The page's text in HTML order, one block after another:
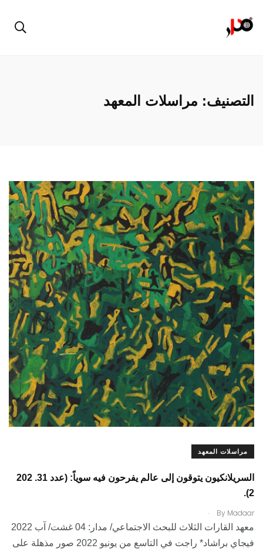
التصنيف: مراسلات المعهد
مراسلات المعهد
السريلانكيون يتوقون إلى عالم يفرحون فيه سوياً: (عدد 31. 202
2).
By Madaar
.
معهد القارات الثلاث للبحث الاجتماعي/ مدار: 04 غشت/ آب 2022
فيجاي براشاد* راجت في التاسع من يونيو 2022 صور مذهلة على